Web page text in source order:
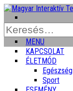
Keresés:
MENU
KAPCSOLAT
ÉLETMÓD
Egészség
Sport